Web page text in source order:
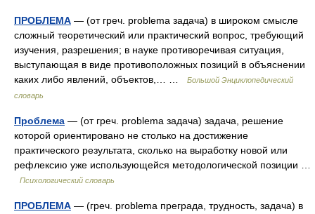
ПРОБЛЕМА — (от греч. problema задача) в широком смысле
сложный теоретический или практический вопрос, требующий
изучения, разрешения; в науке противоречивая ситуация,
выступающая в виде противоположных позиций в объяснении
каких либо явлений, объектов,… …
Большой Энциклопедический
словарь
Проблема — (от греч. problema задача) задача, решение
которой ориентировано не столько на достижение
практического результата, сколько на выработку новой или
рефлексию уже использующейся методологической позиции …
Психологический словарь
ПРОБЛЕМА — (греч. problema преграда, трудность, задача) в